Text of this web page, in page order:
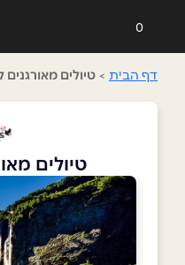
0
דף הבית > טיולים מאורגנים
טיולים